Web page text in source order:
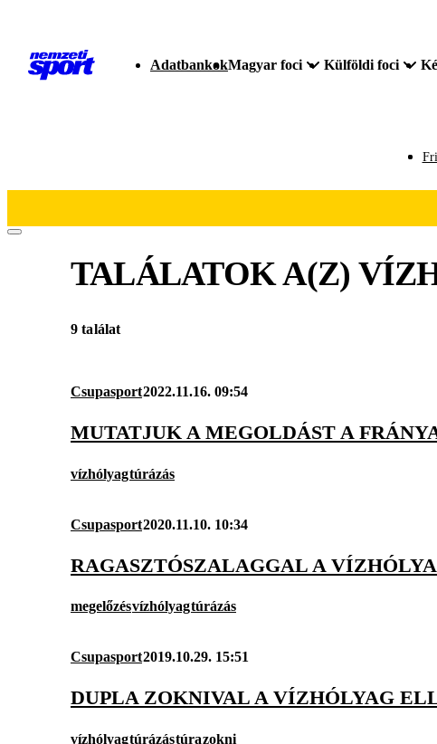
AdatbankokMagyar foci Külföldi foci
TALÁLATOK A(Z)
9 találat
Csupasport2022.11.16. 09:54
MUTATJUK A MEGOLDÁST A
vízhólyagtúrázás
Csupasport2020.11.10. 10:34
RAGASZTÓSZALAGGAL A
megelőzésvízhólyagtúrázás
Csupasport2019.10.29. 15:51
DUPLA ZOKNIVAL A VÍZHÓLYAG
vízhólyagtúrázástúrazokni